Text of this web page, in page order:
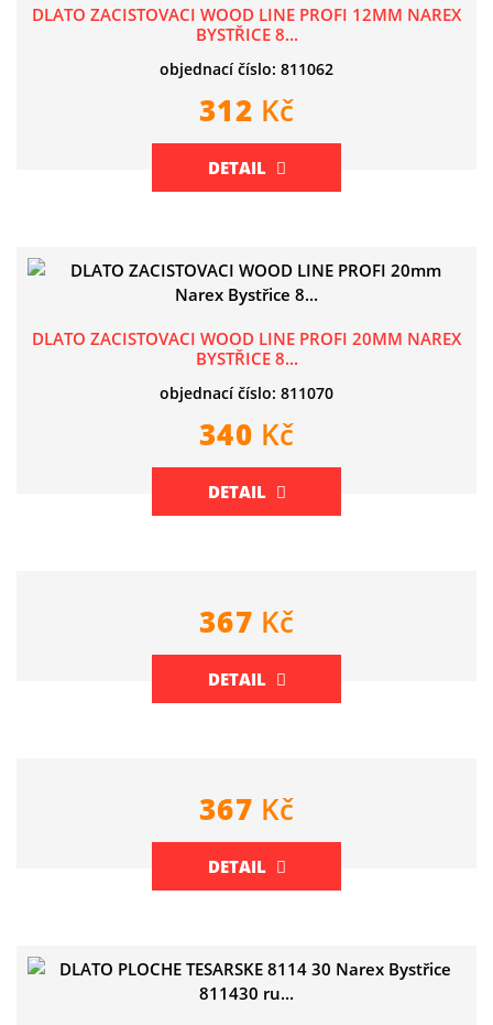
DLATO ZACISTOVACI WOOD LINE PROFI 12MM NAREX
BYSTŘICE 8...
objednací číslo: 811062
312 Kč
DETAIL
DLATO ZACISTOVACI WOOD LINE PROFI 20MM NAREX
BYSTŘICE 8...
objednací číslo: 811070
340 Kč
DETAIL
367 Kč
DETAIL
367 Kč
DETAIL